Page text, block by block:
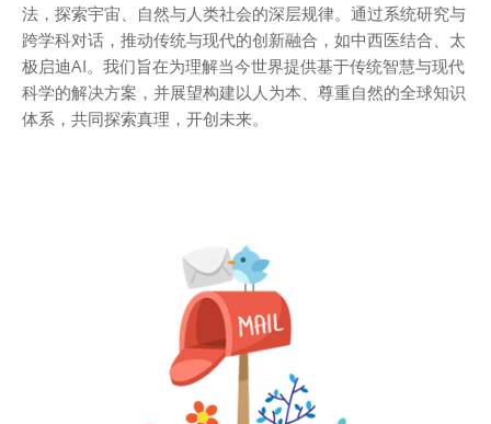
法，探索宇宙、自然与人类社会的深层规律。通过系统研究与
跨学科对话，推动传统与现代的创新融合，如中西医结合、太
极启迪AI。我们旨在为理解当今世界提供基于传统智慧与现代
科学的解决方案，并展望构建以人为本、尊重自然的全球知识
体系，共同探索真理，开创未来。